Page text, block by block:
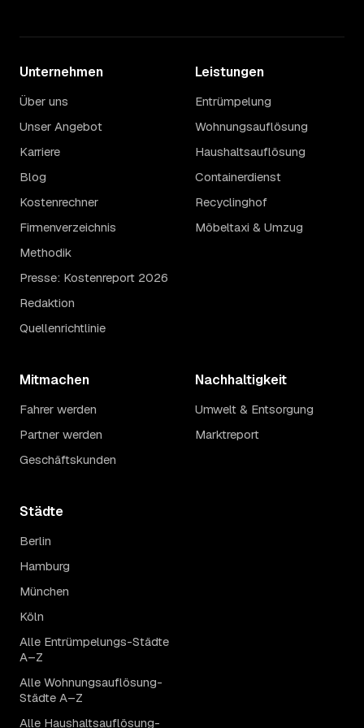
Unternehmen
Über uns
Unser Angebot
Karriere
Blog
Kostenrechner
Firmenverzeichnis
Methodik
Presse: Kostenreport 2026
Redaktion
Quellenrichtlinie
Leistungen
Entrümpelung
Wohnungsauflösung
Haushaltsauflösung
Containerdienst
Recyclinghof
Möbeltaxi & Umzug
Mitmachen
Fahrer werden
Partner werden
Geschäftskunden
Nachhaltigkeit
Umwelt & Entsorgung
Marktreport
Städte
Berlin
Hamburg
München
Köln
Alle Entrümpelungs-Städte
A–Z
Alle Wohnungsauflösung-
Städte A–Z
Alle Haushaltsauflösung-